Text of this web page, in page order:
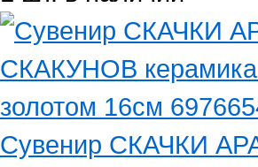
Сувенир СКАЧКИ